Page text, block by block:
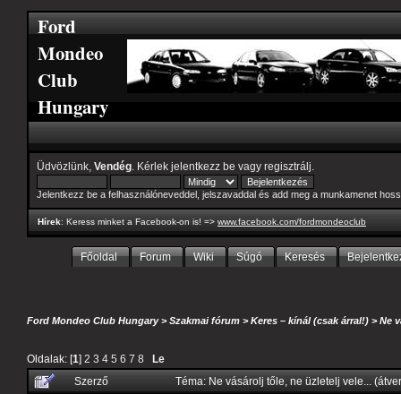
Ford
Mondeo
Club
Hungary
Üdvözlünk, Vendég . Kérlek jelentkezz be vagy regisztrálj
Jelentkezz be a felhasználóneveddel, jelszavaddal és add meg a munkamenet
Hírek: Keress minket a Facebook-on is! => www.facebook.com/fordmondeoclub
Főoldal Forum Wiki Súgó Keresés
Ford Mondeo Club Hungary>Szakmai fórum >Keres – kínál (csak árral!) >Ne
Oldalak: [1] 2 3 4 5 6 7 8
Le
Szerző
Téma: Ne vásárolj tőle, ne üzletelj vele...